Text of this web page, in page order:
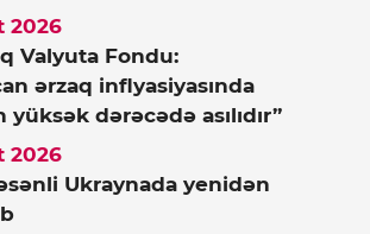
Valyuta Fondu:
ərzaq inflyasiyasında
yüksək dərəcədə asılıdır”
2026
Ukraynada yenidən
2026